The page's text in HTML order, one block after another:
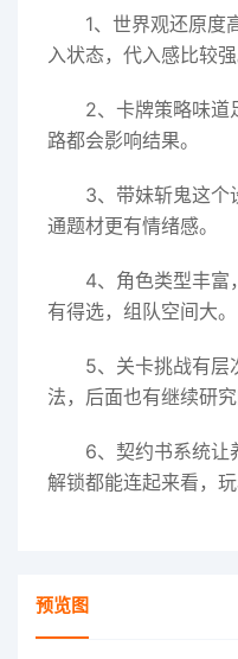
1、世界观还原度
入状态，代入感比较强
2、卡牌策略味道
路都会影响结果。
3、带妹斩鬼这个
通题材更有情绪感。
4、角色类型丰富
有得选，组队空间大。
5、关卡挑战有层
法，后面也有继续研究
6、契约书系统让
解锁都能连起来看，玩
预览图